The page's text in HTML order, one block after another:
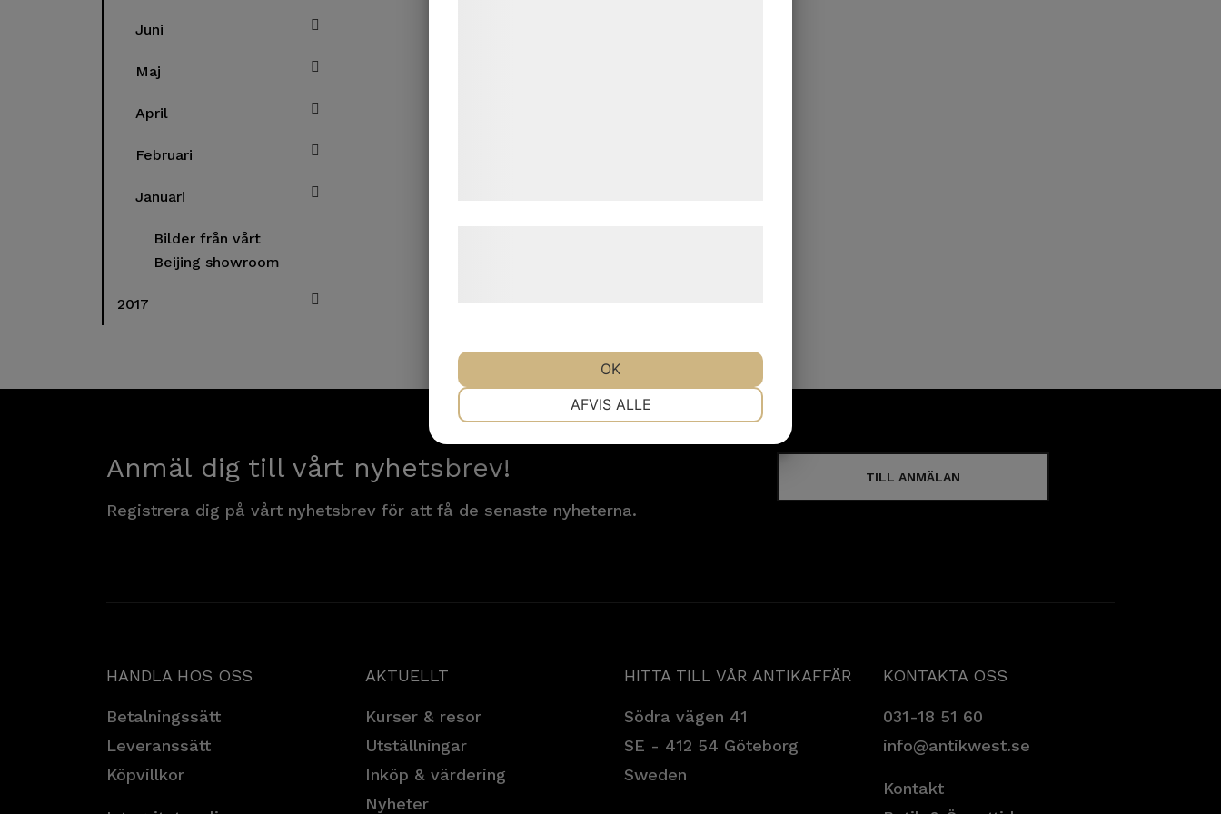
Juni
Maj
April
Februari
Januari
Bilder från vårt
Beijing showroom
2017
Anmäl dig till vårt nyhetsbrev!
Registrera dig på vårt nyhetsbrev för att få de senaste nyheterna.
TILL ANMÄLAN
HANDLA HOS OSS
Betalningssätt
Leveranssätt
Köpvillkor
AKTUELLT
Kurser & resor
Utställningar
Inköp & värdering
Nyheter
HITTA TILL VÅR ANTIKAFFÄR
Södra vägen 41
SE - 412 54 Göteborg
Sweden
KONTAKTA OSS
031-18 51 60
info@antikwest.se
Kontakt
MARKETING
AFVIS ALLE
OK